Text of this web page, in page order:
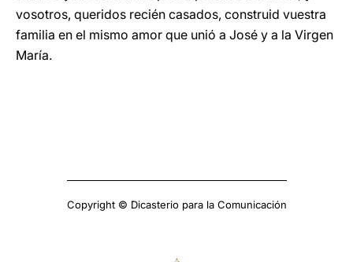
vosotros, queridos recién casados, construid vuestra
familia en el mismo amor que unió a José y a la Virgen
María.
Copyright © Dicasterio para la Comunicación